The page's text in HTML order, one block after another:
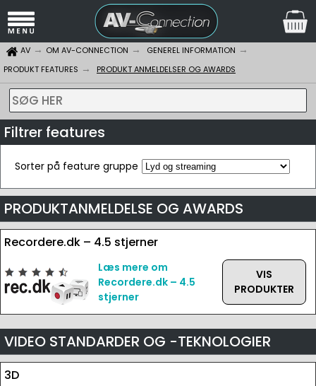
AV OM AV-CONNECTION
GENEREL INFORMATION
PRODUKT FEATURES
PRODUKT ANMELDELSER OG AWARDS
SØG HER
Filtrer features
Sorter på feature gruppe
PRODUKTANMELDELSE OG AWARDS
Recordere.dk – 4.5 stjerner
Læs mere om
Recordere.dk – 4.5
stjerner
VIS
PRODUKTER
VIDEO STANDARDER OG -TEKNOLOGIER
3D